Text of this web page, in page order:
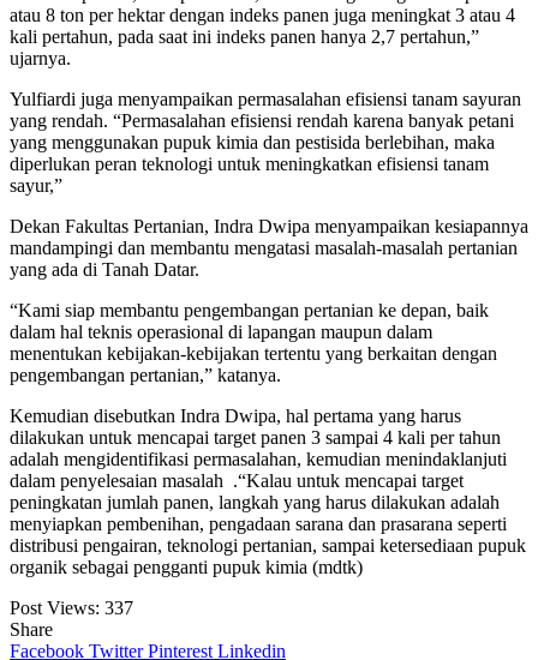
atau 8 ton per hektar dengan indeks panen juga meningkat 3 atau 4
kali pertahun, pada saat ini indeks panen hanya 2,7 pertahun,”
ujarnya.
Yulfiardi juga menyampaikan permasalahan efisiensi tanam sayuran
yang rendah. “Permasalahan efisiensi rendah karena banyak petani
yang menggunakan pupuk kimia dan pestisida berlebihan, maka
diperlukan peran teknologi untuk meningkatkan efisiensi tanam
sayur,”
Dekan Fakultas Pertanian, Indra Dwipa menyampaikan kesiapannya
mandampingi dan membantu mengatasi masalah-masalah pertanian
yang ada di Tanah Datar.
“Kami siap membantu pengembangan pertanian ke depan, baik
dalam hal teknis operasional di lapangan maupun dalam
menentukan kebijakan-kebijakan tertentu yang berkaitan dengan
pengembangan pertanian,” katanya.
Kemudian disebutkan Indra Dwipa, hal pertama yang harus
dilakukan untuk mencapai target panen 3 sampai 4 kali per tahun
adalah mengidentifikasi permasalahan, kemudian menindaklanjuti
dalam penyelesaian masalah .“Kalau untuk mencapai target
peningkatan jumlah panen, langkah yang harus dilakukan adalah
menyiapkan pembenihan, pengadaan sarana dan prasarana seperti
distribusi pengairan, teknologi pertanian, sampai ketersediaan pupuk
organik sebagai pengganti pupuk kimia (mdtk)
Post Views: 337
Share
Facebook TwitterPinterest Linkedin